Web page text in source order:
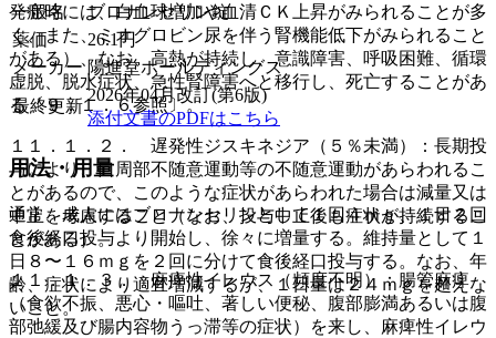
発症時には、白血球増加や血清ＣＫ上昇がみられることが多
く、また、ミオグロビン尿を伴う腎機能低下がみられること
がある）、なお、高熱が持続し、意識障害、呼吸困難、循環
虚脱、脱水症状、急性腎障害へと移行し、死亡することがあ
る〔９．１．６参照〕。
１１．１．２． 遅発性ジスキネジア（５％未満）：長期投
与により、口周部不随意運動等の不随意運動があらわれるこ
とがあるので、このような症状があらわれた場合は減量又は
中止を考慮すること（なお、投与中止後も症状が持続するこ
とがある）。
１１．１．３． 麻痺性イレウス（頻度不明）：腸管麻痺
（食欲不振、悪心・嘔吐、著しい便秘、腹部膨満あるいは腹
部弛緩及び腸内容物うっ滞等の症状）を来し、麻痺性イレウ
一般名
ブロナンセリン錠
薬価
26.1円
メーカー 陽進堂ホールディングス
最終更新
2026年04月改訂(第6版)
添付文書のPDFはこちら
用法・用量
通常、成人にはブロナンセリンとして１回４ｍｇ、１日２回
食後経口投与より開始し、徐々に増量する。維持量として１
日８〜１６ｍｇを２回に分けて食後経口投与する。なお、年
齢、症状により適宜増減するが、１日量は２４ｍｇを超えな
いこと。